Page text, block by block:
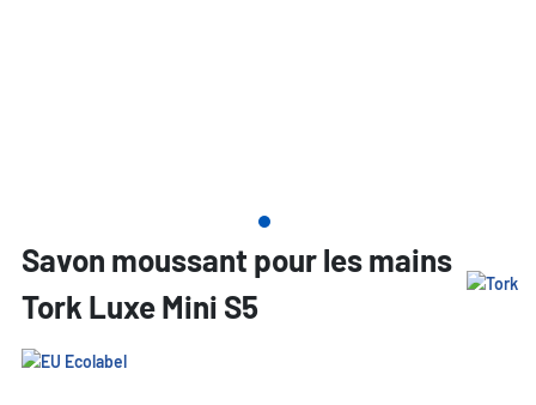
Savon moussant pour les mains
Tork Luxe Mini S5